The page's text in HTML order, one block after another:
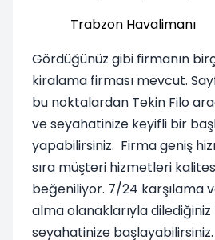
Trabzon Havalimanı
Gördüğünüz gibi firmanın
kiralama firması mevcut.
bu noktalardan Tekin Filo
ve seyahatinize keyifli bir
yapabilirsiniz. Firma geniş
sıra müşteri hizmetleri
beğeniliyor. 7/24 karşılama
alma olanaklarıyla
seyahatinize başlayabilirsiniz.